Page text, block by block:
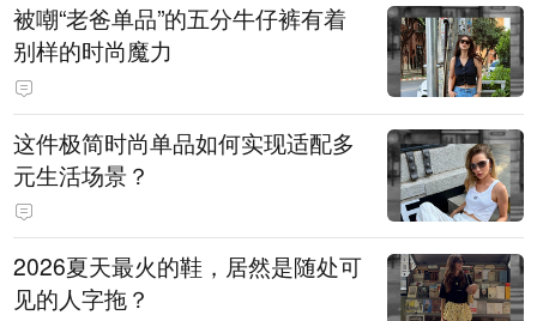
被嘲“老爸单品”的五分牛仔裤有着
别样的时尚魔力
这件极简时尚单品如何实现适配多
元生活场景？
2026夏天最火的鞋，居然是随处可
见的人字拖？